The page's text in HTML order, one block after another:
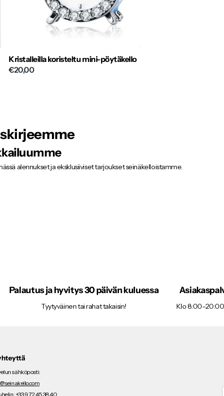
Kristalleilla koristeltu mini-pöytäkello
€20,00
alennukset ja eksklusiiviset tarjoukset seinäkelloistamme.
Palautus ja hyvitys 30 päivän kuluessa
Tyytyväinen tai rahat takaisin! Klo
sähköposti:
+33 9 72 45 38 40